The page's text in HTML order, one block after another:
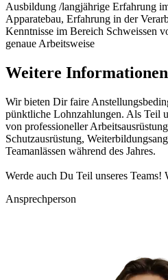
Ausbildung /langjährige Erfahrung
Apparatebau, Erfahrung in der
Kenntnisse im Bereich Schweissen
genaue Arbeitsweise
Weitere Informationen
Wir bieten Dir faire
pünktliche Lohnzahlungen. Als Teil
von professioneller
Schutzausrüstung,
Teamanlässen während des Jahres.
Werde auch Du Teil unseres
Ansprechperson